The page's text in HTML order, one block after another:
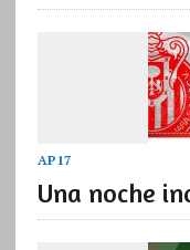
AP17
Una noche